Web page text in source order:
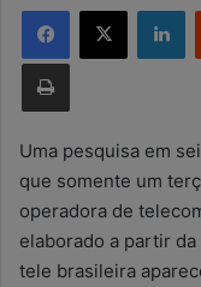
Uma pesquisa em
que somente um
operadora de
elaborado a partir
tele brasileira